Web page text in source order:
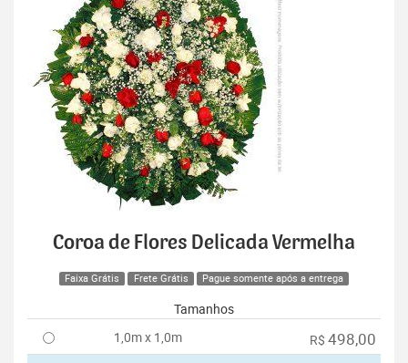
Coroa de Flores Delicada Vermelha
Faixa Grátis Frete Grátis Pague somente após a entrega
Tamanhos
1,0m x 1,0m
R$ 498,00